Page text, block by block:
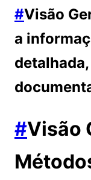
#Visão
a
#Visão